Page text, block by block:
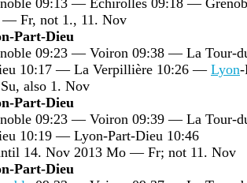
Fr, not 1., 11. Nov
Part-Dieu
09:23 — Voiron 09:38 — La Tour-
10:17 — La Verpillière 10:26 — Lyon-
also 1. Nov
Part-Dieu
09:23 — Voiron 09:39 — La Tour-
10:19 — Lyon-Part-Dieu 10:46
14. Nov 2013 Mo — Fr; not 11. Nov
Part-Dieu